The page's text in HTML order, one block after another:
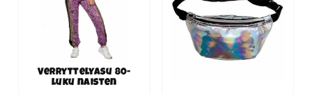
Verryttelyasu 80-
luku naisten
muunnelma.
tuotteen